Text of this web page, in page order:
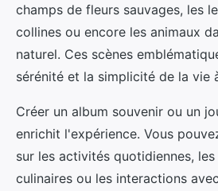
champs de fleurs sauvages, les
collines ou encore les animaux
naturel. Ces scènes
sérénité et la simplicité de la vie
Créer un album souvenir ou un
enrichit l'expérience. Vous
sur les activités quotidiennes,
culinaires ou les interactions